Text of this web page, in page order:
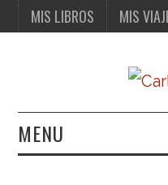
MIS LIBROS MIS
MENU